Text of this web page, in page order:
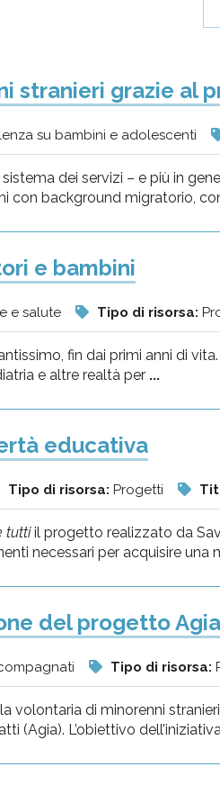
stranieri grazie al
su bambini e adolescenti
dei servizi – e più in
con background migratorio,
e bambini
e salute Tipo di risorsa:
fin dai primi anni di
e altre realtà per ...
educativa
Tipo di risorsa: Progetti
tuttiil progetto realizzato da
necessari per acquisire una
del progetto Agia
Tipo di risorsa:
di minorenni
(Agia). L’obiettivo